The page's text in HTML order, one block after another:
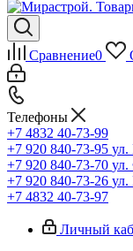
Сравнение0
Телефоны
+7 4832 40-73-99
+7 920 840-73-95 ул.
+7 920 840-73-70 ул.
+7 920 840-73-26 ул.
+7 4832 40-73-97
Личный